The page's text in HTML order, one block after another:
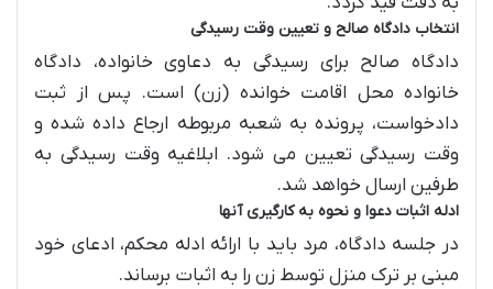
انتخاب دادگاه صالح و تعیین وقت رسیدگی
دادگاه صالح برای رسیدگی به دعاوی خانواده، دادگاه
خانواده محل اقامت خوانده (زن) است. پس از ثبت
دادخواست، پرونده به شعبه مربوطه ارجاع داده شده و
وقت رسیدگی تعیین می شود. ابلاغیه وقت رسیدگی به
طرفین ارسال خواهد شد.
ادله اثبات دعوا و نحوه به کارگیری آنها
در جلسه دادگاه، مرد باید با ارائه ادله محکم، ادعای خود
مبنی بر ترک منزل توسط زن را به اثبات برساند.